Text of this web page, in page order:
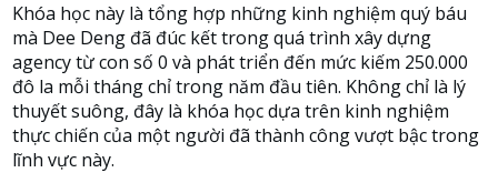
Khóa học này là tổng hợp những kinh nghiệm quý báu
mà Dee Deng đã đúc kết trong quá trình xây dựng
agency từ con số 0 và phát triển đến mức kiếm 250.000
đô la mỗi tháng chỉ trong năm đầu tiên. Không chỉ là lý
thuyết suông, đây là khóa học dựa trên kinh nghiệm
thực chiến của một người đã thành công vượt bậc trong
lĩnh vực này.